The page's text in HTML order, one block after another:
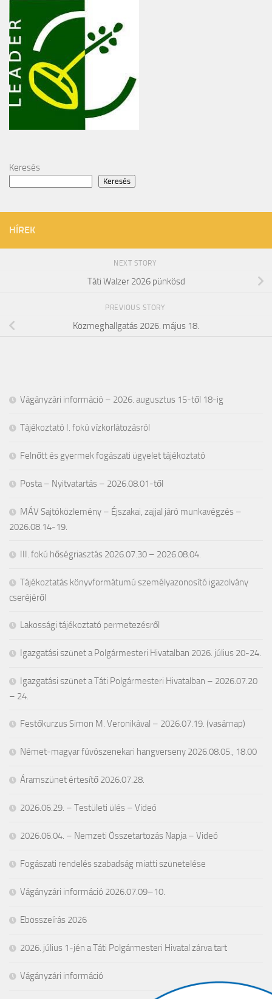
Keresés
Keresés
HÍREK
NEXT STORY
Táti Walzer 2026 pünkösd
PREVIOUS STORY
Közmeghallgatás 2026. május 18.
Vágányzári információ – 2026. augusztus 15-től 18-ig
Tájékoztató I. fokú vízkorlátozásról
Felnőtt és gyermek fogászati ügyelet tájékoztató
Posta – Nyitvatartás – 2026.08.01-től
MÁV Sajtóközlemény – Éjszakai, zajjal járó munkavégzés –
2026.08.14-19.
III. fokú hőségriasztás 2026.07.30 – 2026.08.04.
Tájékoztatás könyvformátumú személyazonosító igazolvány
cseréjéről
Lakossági tájékoztató permetezésről
Igazgatási szünet a Polgármesteri Hivatalban 2026. július 20-24.
Igazgatási szünet a Táti Polgármesteri Hivatalban – 2026.07.20
– 24.
Festőkurzus Simon M. Veronikával – 2026.07.19. (vasárnap)
Német-magyar fúvószenekari hangverseny 2026.08.05., 18.00
Áramszünet értesítő 2026.07.28.
2026.06.29. – Testületi ülés – Videó
2026.06.04. – Nemzeti Összetartozás Napja – Videó
Fogászati rendelés szabadság miatti szünetelése
Vágányzári információ 2026.07.09–10.
Ebösszeírás 2026
2026. július 1-jén a Táti Polgármesteri Hivatal zárva tart
Vágányzári információ